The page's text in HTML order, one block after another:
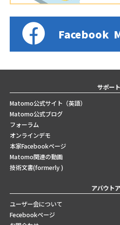
Facebook
サポート
Matomo公式サイト（英語）
Matomo公式ブログ
フォーラム
オンラインデモ
本家Facebookページ
Matomo関連の動画
技術文書(formerly )
アバウト
ユーザー会について
Fecebookページ